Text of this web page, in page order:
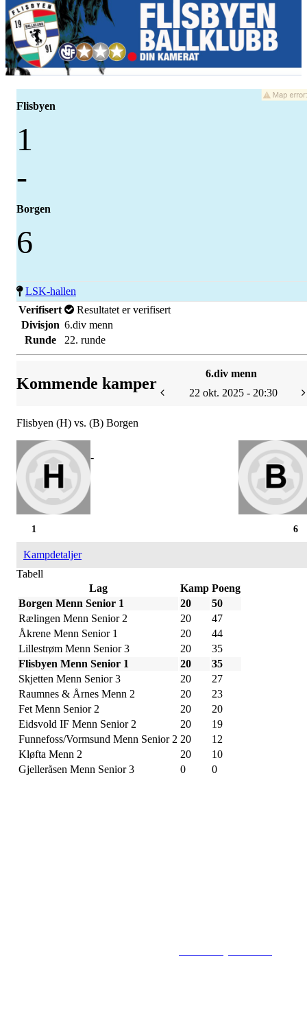
Flisbyen
1
-
Borgen
6
LSK-hallen
Verifisert
Resultatet er verifisert
Divisjon 6.div menn
Runde
22. runde
Kommende kamper
6.div menn
22 okt. 2025 - 20:30
Flisbyen (H) vs. (B) Borgen
-
6
1
Kampdetaljer
Tabell
Lag
Kamp Poeng
Borgen Menn Senior 1
20
50
Rælingen Menn Senior 2
20
47
Åkrene Menn Senior 1
20
44
Lillestrøm Menn Senior 3
20
35
Flisbyen Menn Senior 1
20
35
Skjetten Menn Senior 3
20
27
Raumnes & Årnes Menn 2
20
23
Fet Menn Senior 2
20
20
Eidsvold IF Menn Senior 2
20
19
Funnefoss/Vormsund Menn Senior 2 20
12
Kløfta Menn 2
20
10
Gjelleråsen Menn Senior 3
0 0